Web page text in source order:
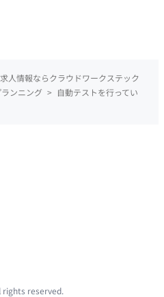
人情報ならクラウドワークステック
ンニング > 自動テストを行ってい
rights reserved.